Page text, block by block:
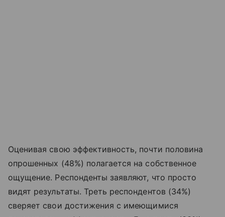
Оценивая свою эффективность, почти половина
опрошенных (48%) полагается на собственное
ощущение. Респонденты заявляют, что просто
видят результаты. Треть респондентов (34%)
сверяет свои достижения с имеющимися